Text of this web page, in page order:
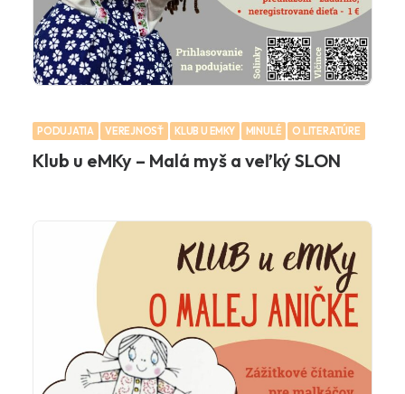
PODUJATIA VEREJNOSŤ KLUB U EMKY MINULÉ O LITERATÚRE
Klub u eMKy – Malá myš a veľký SLON